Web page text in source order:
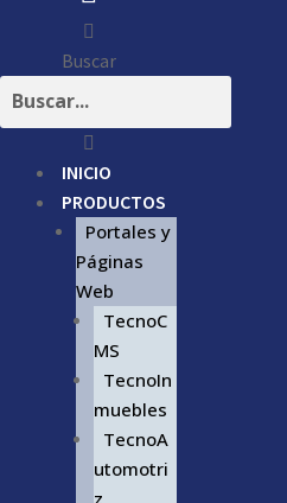
Buscar
INICIO
PRODUCTOS
Portales y
Páginas
Web
TecnoC
MS
TecnoIn
muebles
TecnoA
utomotri